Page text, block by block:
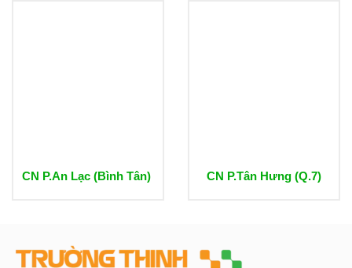
CN P.An Lạc (Bình Tân) CN P.Tân Hưng (Q.7)